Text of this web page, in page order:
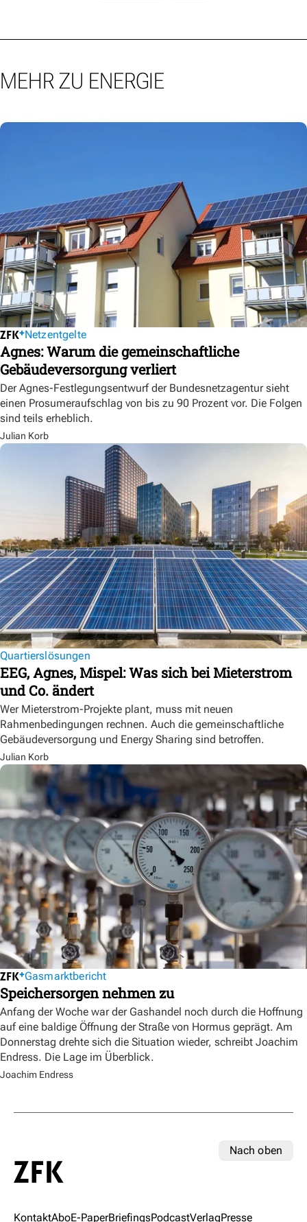
MEHR ZU ENERGIE
Netzentgelte
Agnes: Warum die gemeinschaftliche
Gebäudeversorgung verliert
Der Agnes-Festlegungsentwurf der Bundesnetzagentur sieht
einen Prosumeraufschlag von bis zu 90 Prozent vor. Die Folgen
sind teils erheblich.
Julian Korb
Quartierslösungen
EEG, Agnes, Mispel: Was sich bei Mieterstrom
und Co. ändert
Wer Mieterstrom-Projekte plant, muss mit neuen
Rahmenbedingungen rechnen. Auch die gemeinschaftliche
Gebäudeversorgung und Energy Sharing sind betroffen.
Julian Korb
Gasmarktbericht
Speichersorgen nehmen zu
Anfang der Woche war der Gashandel noch durch die Hoffnung
auf eine baldige Öffnung der Straße von Hormus geprägt. Am
Donnerstag drehte sich die Situation wieder, schreibt Joachim
Endress. Die Lage im Überblick.
Joachim Endress
Nach oben
KontaktAboE-PaperBriefingsPodcastVerlagPresse